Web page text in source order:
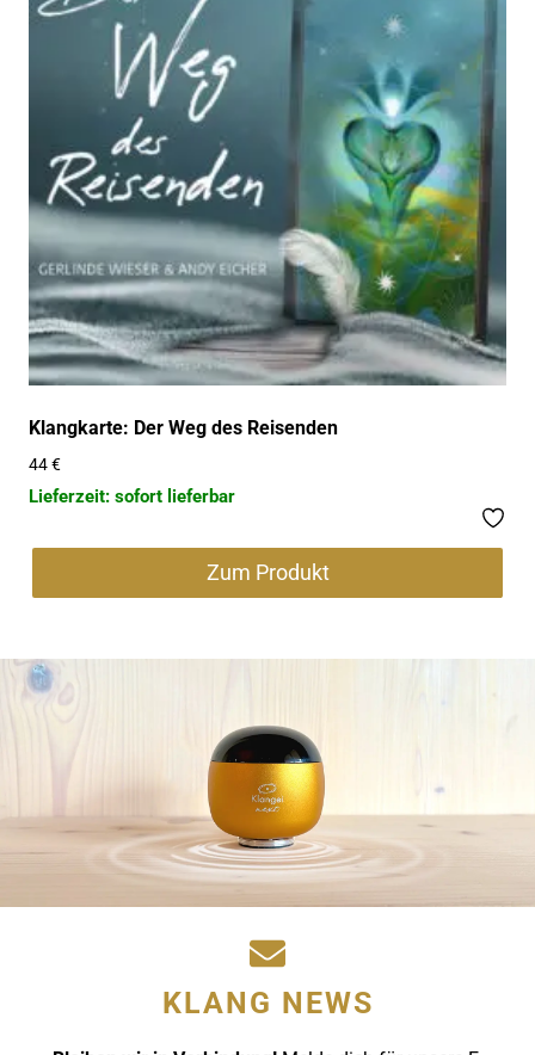
Klangkarte: Der Weg des Reisenden
44€
Lieferzeit: sofort lieferbar
Zum Produkt
KLANG NEWS